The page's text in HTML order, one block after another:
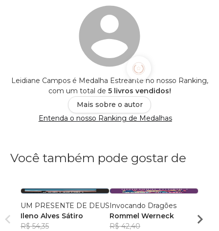
Leidiane Campos é Medalha Estreante no nosso Ranking,
com um total de 5 livros vendidos!
Mais sobre o autor
Entenda o nosso Ranking de Medalhas
Você também pode gostar de
UM PRESENTE DE DEUS
Ileno Alves Sátiro
R$ 54,35
Invocando Dragões
Rommel Werneck
R$ 42,40
de
R$